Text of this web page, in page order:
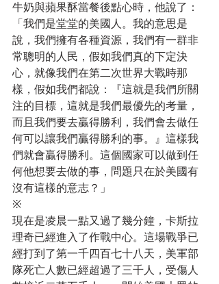
牛奶與蘋果酥當餐後點心時，他說了：
「我們是堂堂的美國人。我的意思是
說，我們擁有各種資源，我們有一群非
常聰明的人民，假如我們真的下定決
心，就像我們在第二次世界大戰時那
樣，假如我們都說：『這就是我們所關
注的目標，這就是我們最優先的考量，
而且我們要去贏得勝利，我們會去做任
何可以讓我們贏得勝利的事。』這樣我
們就會贏得勝利。這個國家可以做到任
何他想要去做的事，問題只在於美國有
沒有這樣的意志？」
※
現在是凌晨一點又過了幾分鐘，卡斯拉
理奇已經進入了作戰中心。這場戰爭已
經打到了第一千四百七十八天，美軍部
隊死亡人數已經超過了三千人，受傷人